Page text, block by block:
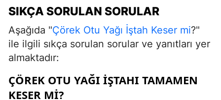
SIKÇA SORULAN SORULAR
Aşağıda "Çörek Otu Yağı İştah Keser mi?"
ile ilgili sıkça sorulan sorular ve yanıtları yer
almaktadır:
ÇÖREK OTU YAĞI IŞTAHI TAMAMEN
KESER MI?